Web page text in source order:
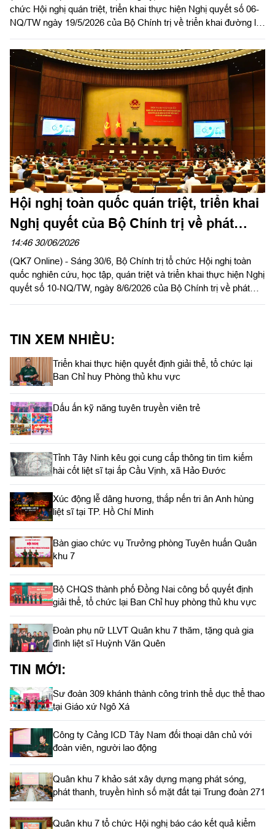
chức Hội nghị quán triệt, triển khai thực hiện Nghị quyết số 06-
NQ/TW ngày 19/5/2026 của Bộ Chính trị về triển khai đường lối
Bí thư Đảng ủy, Chính ủy Quân khu chủ trì hội nghị.
Hội nghị toàn quốc quán triệt, triển khai
Nghị quyết của Bộ Chính trị về phát
triển kinh tế có vốn đầu tư nước ngoài
14:46 30/06/2026
(QK7 Online) - Sáng 30/6, Bộ Chính trị tổ chức Hội nghị toàn
quốc nghiên cứu, học tập, quán triệt và triển khai thực hiện Nghị
quyết số 10-NQ/TW, ngày 8/6/2026 của Bộ Chính trị về phát
tham dự.
TIN XEM NHIỀU:
Triển khai thực hiện quyết định giải thể, tổ chức lại
Ban Chỉ huy Phòng thủ khu vực
Dấu ấn kỹ năng tuyên truyền viên trẻ
Tỉnh Tây Ninh kêu gọi cung cấp thông tin tìm kiếm
hài cốt liệt sĩ tại ấp Cầu Vịnh, xã Hảo Đước
Xúc động lễ dâng hương, thắp nến tri ân Anh hùng
liệt sĩ tại TP. Hồ Chí Minh
Bàn giao chức vụ Trưởng phòng Tuyên huấn Quân
khu 7
Bộ CHQS thành phố Đồng Nai công bố quyết định
giải thể, tổ chức lại Ban Chỉ huy phòng thủ khu vực
Đoàn phụ nữ LLVT Quân khu 7 thăm, tặng quà gia
đình liệt sĩ Huỳnh Văn Quên
TIN MỚI:
Sư đoàn 309 khánh thành công trình thể dục thể thao
tại Giáo xứ Ngô Xá
Công ty Cảng ICD Tây Nam đối thoại dân chủ với
đoàn viên, người lao động
Quân khu 7 khảo sát xây dựng mạng phát sóng,
phát thanh, truyền hình số mặt đất tại Trung đoàn 271
Quân khu 7 tổ chức Hội nghị báo cáo kết quả kiểm